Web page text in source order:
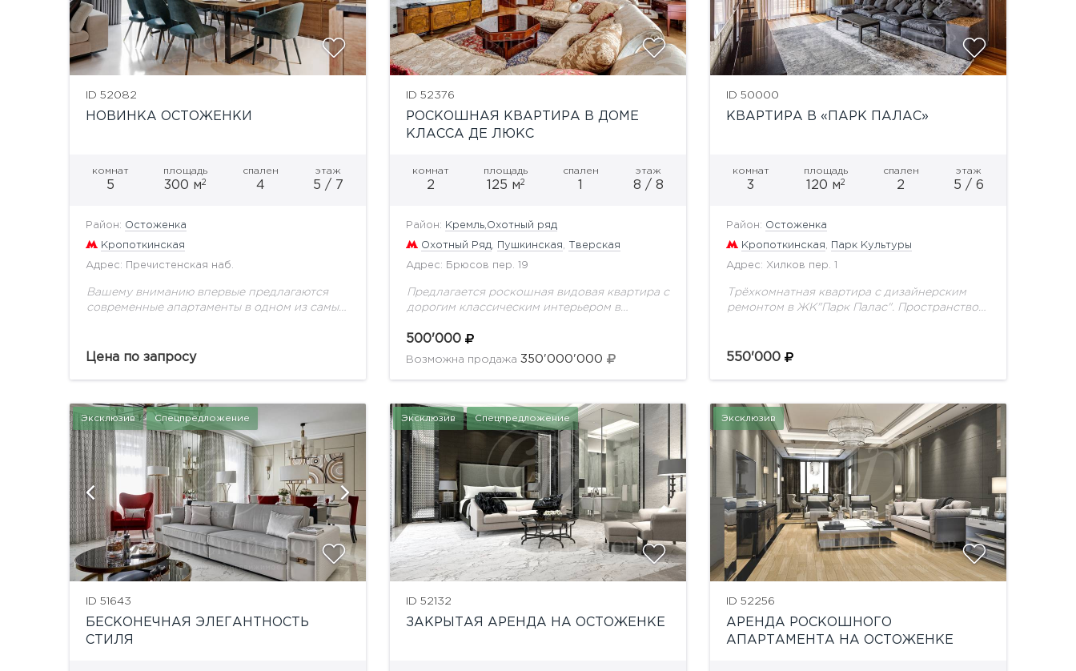
ID 52082
НОВИНКА ОСТОЖЕНКИ
комнат
5
площадь
300 м2
спален
4
этаж
5 / 7
Район: Остоженка
Кропоткинская
Адрес: Пречистенская наб.
Вашему вниманию впервые предлагаются
современные апартаменты в одном из самых
авторскому проекту известного дизайнера.
необходимые...
Цена по запросу
ID 52376
РОСКОШНАЯ КВАРТИРА В ДОМЕ
КЛАССА ДЕ ЛЮКС
комнат
2
площадь
125 м2
спален этаж
8 / 8
Район: Кремль,Охотный ряд
Охотный Ряд Пушкинская Тверская
Адрес: Брюсов пер. 19
Предлагается роскошная видовая квартира с
дорогим классическим интерьером в
полностью укомплектована эксклюзивной
мебелью из ценных пород дерева и бытовой
500'000
Возможна продажа 350'000'000
ID 50000
КВАРТИРА В «ПАРК ПАЛАС»
комнат
3
площадь
120 м2
спален
2
этаж
5 / 6
Район: Остоженка
Кропоткинская Парк Культуры
Адрес: Хилков пер. 1
Трёхкомнатная квартира с дизайнерским
ремонтом в ЖК"Парк Палас". Пространство
на видовую лоджию и изолированную кухню.
550'000
Эксклюзив Спецпредложение
ID 51643
БЕСКОНЕЧНАЯ ЭЛЕГАНТНОСТЬ
СТИЛЯ
Эксклюзив Спецпредложение
ID 52132
ЗАКРЫТАЯ АРЕНДА НА ОСТОЖЕНКЕ
Эксклюзив
ID 52256
АРЕНДА РОСКОШНОГО
АПАРТАМЕНТА НА ОСТОЖЕНКЕ